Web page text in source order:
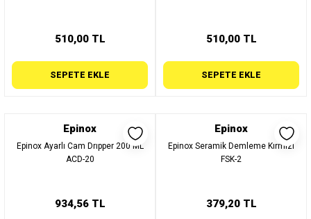
510,00 TL
SEPETE EKLE
510,00 TL
SEPETE EKLE
Epinox
Epinox Ayarlı Cam Drıpper 200 ML
ACD-20
934,56 TL
Epinox
Epinox Seramik Demleme Kırmızı
FSK-2
379,20 TL